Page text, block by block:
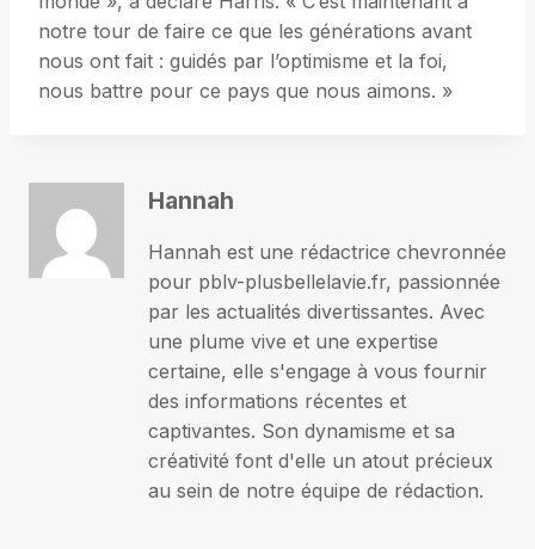
notre tour de faire ce que les générations avant
nous ont fait : guidés par l’optimisme et la foi,
nous battre pour ce pays que nous aimons. »
Hannah
Hannah est une rédactrice chevronnée
pour pblv-plusbellelavie.fr, passionnée
par les actualités divertissantes. Avec
une plume vive et une expertise
certaine, elle s'engage à vous fournir
des informations récentes et
captivantes. Son dynamisme et sa
créativité font d'elle un atout précieux
au sein de notre équipe de rédaction.